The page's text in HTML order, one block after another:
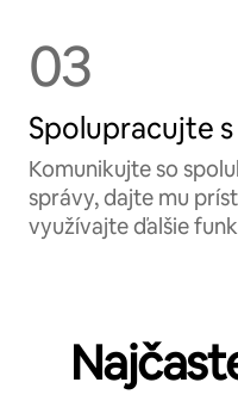
03
Spolupracujte
Komunikujte so
správy, dajte mu
využívajte ďalšie